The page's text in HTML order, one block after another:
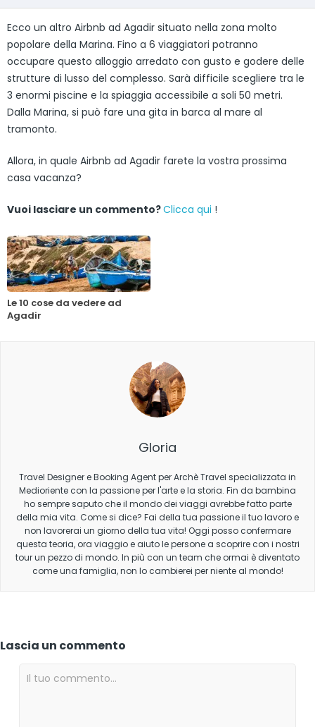
Ecco un altro Airbnb ad Agadir situato nella zona molto
popolare della Marina. Fino a 6 viaggiatori potranno
occupare questo alloggio arredato con gusto e godere delle
strutture di lusso del complesso. Sarà difficile scegliere tra le
3 enormi piscine e la spiaggia accessibile a soli 50 metri.
Dalla Marina, si può fare una gita in barca al mare al
tramonto.
Allora, in quale Airbnb ad Agadir farete la vostra prossima
casa vacanza?
Vuoi lasciare un commento?Clicca qui !
Le 10 cose da vedere ad
Agadir
Gloria
Travel Designer e Booking Agent per Archè Travel specializzata in
Medioriente con la passione per l'arte e la storia. Fin da bambina
ho sempre saputo che il mondo dei viaggi avrebbe fatto parte
della mia vita. Come si dice? Fai della tua passione il tuo lavoro e
non lavorerai un giorno della tua vita! Oggi posso confermare
questa teoria, ora viaggio e aiuto le persone a scoprire con i nostri
tour un pezzo di mondo. In più con un team che ormai è diventato
come una famiglia, non lo cambierei per niente al mondo!
Lascia un commento